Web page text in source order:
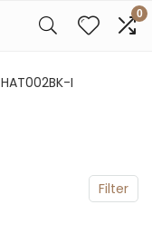
0
‎HAT002BK-I
Filter